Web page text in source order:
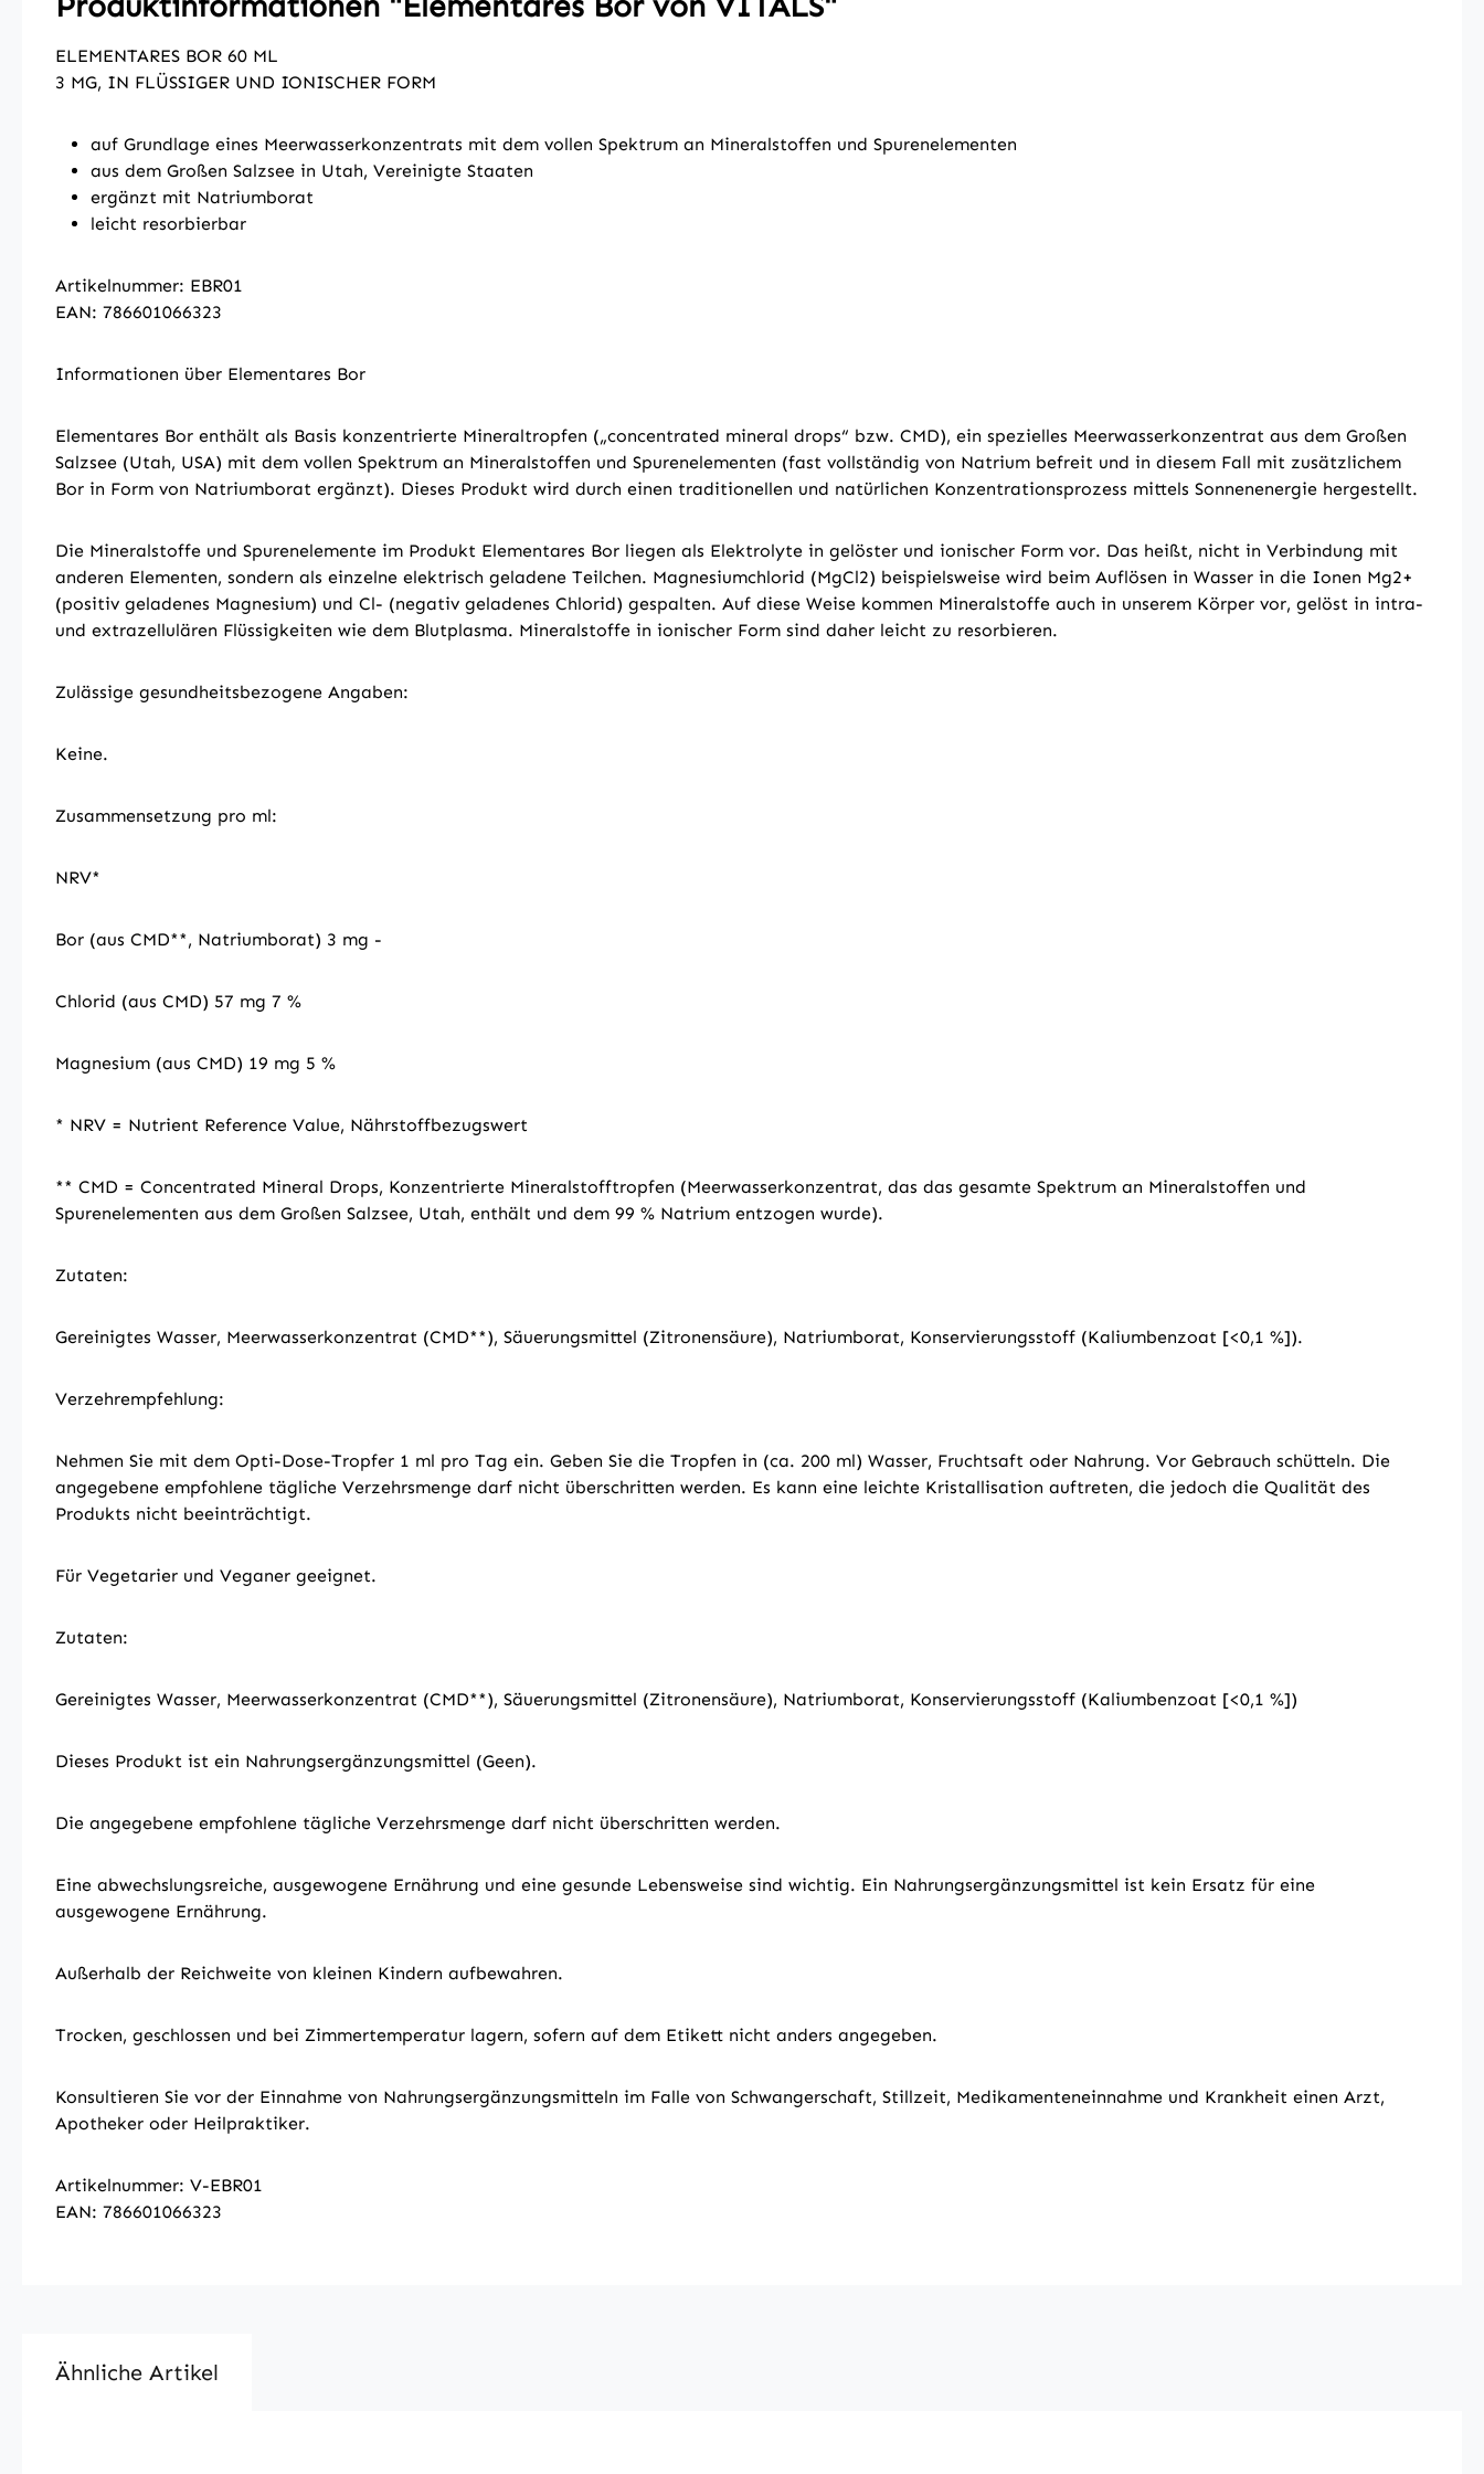
ELEMENTARES BOR 60 ML
3 MG, IN FLÜSSIGER UND IONISCHER FORM
auf Grundlage eines Meerwasserkonzentrats mit dem vollen Spektrum an Mineralstoffen und Spurenelementen
aus dem Großen Salzsee in Utah, Vereinigte Staaten
ergänzt mit Natriumborat
leicht resorbierbar
Artikelnummer: EBR01
EAN: 786601066323
Informationen über Elementares Bor
Elementares Bor enthält als Basis konzentrierte Mineraltropfen („concentrated mineral drops“ bzw. CMD), ein spezielles Meerwasserkonzentrat aus dem Großen
Salzsee (Utah, USA) mit dem vollen Spektrum an Mineralstoffen und Spurenelementen (fast vollständig von Natrium befreit und in diesem Fall mit zusätzlichem
Bor in Form von Natriumborat ergänzt). Dieses Produkt wird durch einen traditionellen und natürlichen Konzentrationsprozess mittels Sonnenenergie hergestellt.
Die Mineralstoffe und Spurenelemente im Produkt Elementares Bor liegen als Elektrolyte in gelöster und ionischer Form vor. Das heißt, nicht in Verbindung mit
anderen Elementen, sondern als einzelne elektrisch geladene Teilchen. Magnesiumchlorid (MgCl2) beispielsweise wird beim Auflösen in Wasser in die Ionen Mg2+
(positiv geladenes Magnesium) und Cl- (negativ geladenes Chlorid) gespalten. Auf diese Weise kommen Mineralstoffe auch in unserem Körper vor, gelöst in intra-
und extrazellulären Flüssigkeiten wie dem Blutplasma. Mineralstoffe in ionischer Form sind daher leicht zu resorbieren.
Zulässige gesundheitsbezogene Angaben:
Keine.
Zusammensetzung pro ml:
NRV*
Bor (aus CMD**, Natriumborat) 3 mg -
Chlorid (aus CMD) 57 mg 7 %
Magnesium (aus CMD) 19 mg 5 %
* NRV = Nutrient Reference Value, Nährstoffbezugswert
** CMD = Concentrated Mineral Drops, Konzentrierte Mineralstofftropfen (Meerwasserkonzentrat, das das gesamte Spektrum an Mineralstoffen und
Spurenelementen aus dem Großen Salzsee, Utah, enthält und dem 99 % Natrium entzogen wurde).
Zutaten:
Gereinigtes Wasser, Meerwasserkonzentrat (CMD**), Säuerungsmittel (Zitronensäure), Natriumborat, Konservierungsstoff (Kaliumbenzoat [<0,1 %]).
Verzehrempfehlung:
Nehmen Sie mit dem Opti-Dose-Tropfer 1 ml pro Tag ein. Geben Sie die Tropfen in (ca. 200 ml) Wasser, Fruchtsaft oder Nahrung. Vor Gebrauch schütteln. Die
angegebene empfohlene tägliche Verzehrsmenge darf nicht überschritten werden. Es kann eine leichte Kristallisation auftreten, die jedoch die Qualität des
Produkts nicht beeinträchtigt.
Für Vegetarier und Veganer geeignet.
Zutaten:
Gereinigtes Wasser, Meerwasserkonzentrat (CMD**), Säuerungsmittel (Zitronensäure), Natriumborat, Konservierungsstoff (Kaliumbenzoat [<0,1 %])
Dieses Produkt ist ein Nahrungsergänzungsmittel (Geen).
Die angegebene empfohlene tägliche Verzehrsmenge darf nicht überschritten werden.
Eine abwechslungsreiche, ausgewogene Ernährung und eine gesunde Lebensweise sind wichtig. Ein Nahrungsergänzungsmittel ist kein Ersatz für eine
ausgewogene Ernährung.
Außerhalb der Reichweite von kleinen Kindern aufbewahren.
Trocken, geschlossen und bei Zimmertemperatur lagern, sofern auf dem Etikett nicht anders angegeben.
Konsultieren Sie vor der Einnahme von Nahrungsergänzungsmitteln im Falle von Schwangerschaft, Stillzeit, Medikamenteneinnahme und Krankheit einen Arzt,
Apotheker oder Heilpraktiker.
Artikelnummer: V-EBR01
EAN: 786601066323
Ähnliche Artikel